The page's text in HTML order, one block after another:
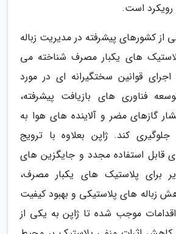
رویکرد است.
از کشورهای پیشرفته در مدیریت زباله
های یکبار مصرف شناخته می
قوانین سختگیرانه ای در مورد
فناوری های بازیافت پیشرفته،
گازهای مضر و آلاینده های هوا به
جلوگیری کند. ژاپن بعلاوه با ترویج
قابل استفاده مجدد و جایگزین های
برای پلاستیک های یکبار مصرف،
زباله های پلاستیکی و بهبود کیفیت
موجب شده تا ژاپن به یکی از